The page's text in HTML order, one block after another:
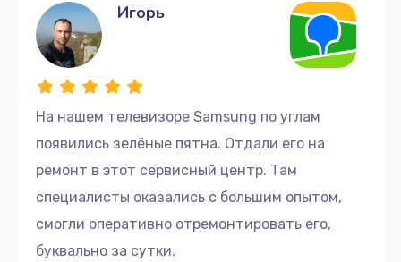
На нашем телевизоре Samsung по углам
появились зелёные пятна. Отдали его на
ремонт в этот сервисный центр. Там
специалисты оказались с большим опытом,
смогли оперативно отремонтировать его,
буквально за сутки.
Игорь